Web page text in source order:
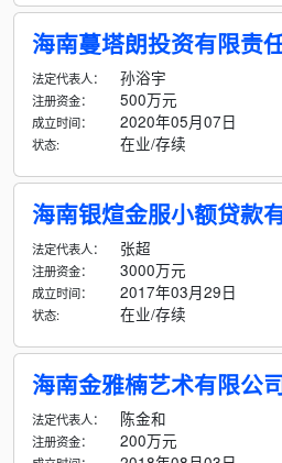
海南蔓塔朗投资有限责
法定代表人： 孙浴宇
注册资金： 500万元
成立时间： 2020年05月07日
状态: 在业/存续
海南银煊金服小额贷款
法定代表人： 张超
注册资金： 3000万元
成立时间： 2017年03月29日
状态: 在业/存续
海南金雅楠艺术有限公
法定代表人： 陈金和
注册资金： 200万元